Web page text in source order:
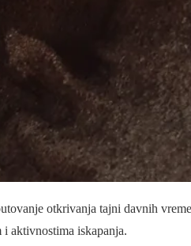
otkrivanja tajni davnih
aktivnostima iskapanja.